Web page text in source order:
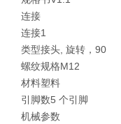
连接
连接1
类型接头, 旋转，90
螺纹规格M12
材料塑料
引脚数5 个引脚
机械参数